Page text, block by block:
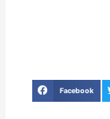
Facebook